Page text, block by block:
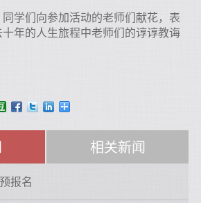
学们向参加活动的老师们献花，表
年的人生旅程中老师们的谆谆教诲
相关新闻
报名